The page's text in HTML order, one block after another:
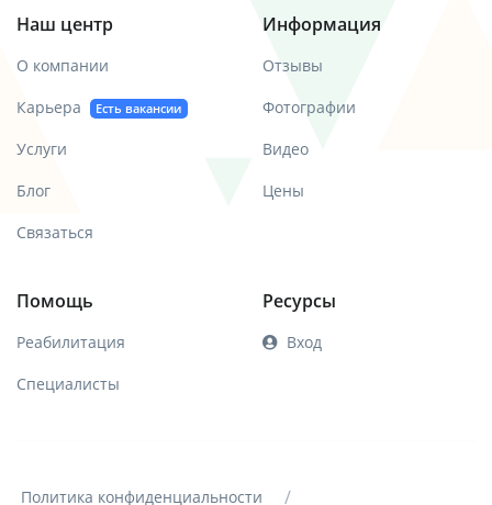
Наш центр
О компании
Карьера
Есть вакансии
Услуги
Блог
Связаться
Информация
Отзывы
Фотографии
Видео
Цены
Помощь
Реабилитация
Специалисты
Ресурсы
Вход
Политика конфиденциальности /